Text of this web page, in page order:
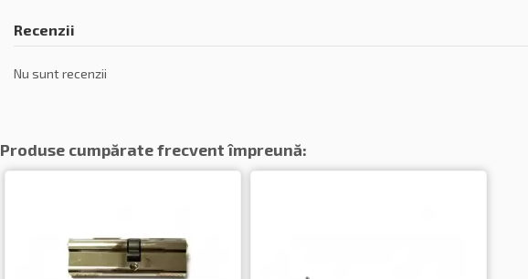
Recenzii
Nu sunt recenzii
Produse cumpărate frecvent împreună: